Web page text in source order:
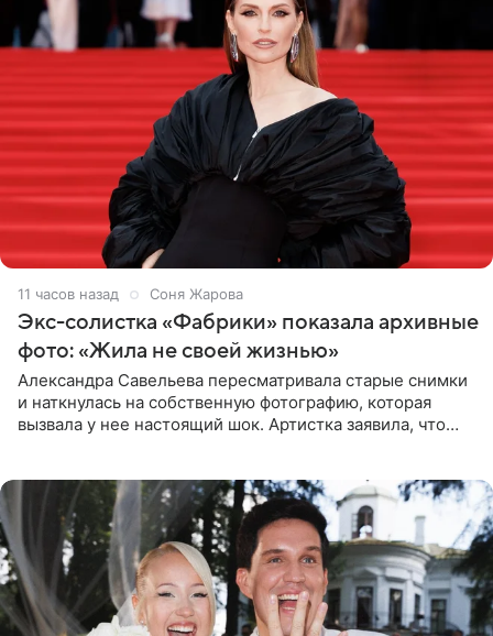
11 часов назад Соня Жарова
Экс-солистка «Фабрики» показала архивные
фото: «Жила не своей жизнью»
Александра Савельева пересматривала старые снимки
и наткнулась на собственную фотографию, которая
вызвала у нее настоящий шок. Артистка заявила, что